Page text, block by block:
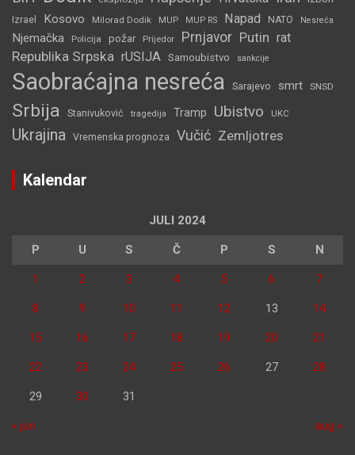
Izrael Kosovo Milorad Dodik MUP MUP RS Napad NATO Nesreća
Njemačka Policija požar Prijedor Prnjavor Putin rat
Republika Srpska rUSIJA Samoubistvo sankcije
Saobraćajna nesreća Sarajevo smrt SNSD
Srbija Stanivuković tragedija Tramp Ubistvo UKC
Ukrajina Vremenska prognoza Vučić Zemljotres
Kalendar
JULI 2024
P U S Č P S N
1 2 3 4 5 6 7
8 9 10 11 12 13 14
15 16 17 18 19 20 21
22 23 24 25 26 27 28
29 30 31
« jun aug »